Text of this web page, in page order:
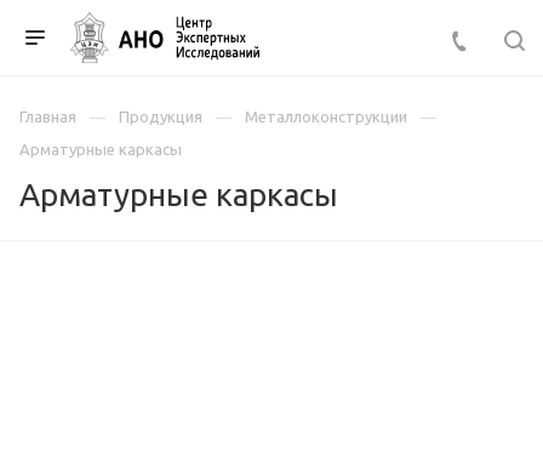
Главная Продукция
Металлоконструкции
Арматурные каркасы
Арматурные каркасы